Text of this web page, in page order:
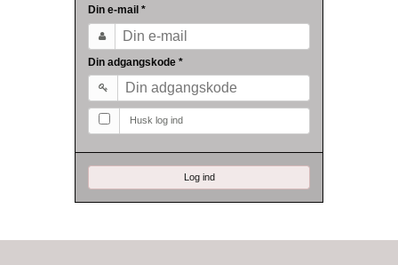
Din e-mail *
Din adgangskode *
Husk log ind
Log ind